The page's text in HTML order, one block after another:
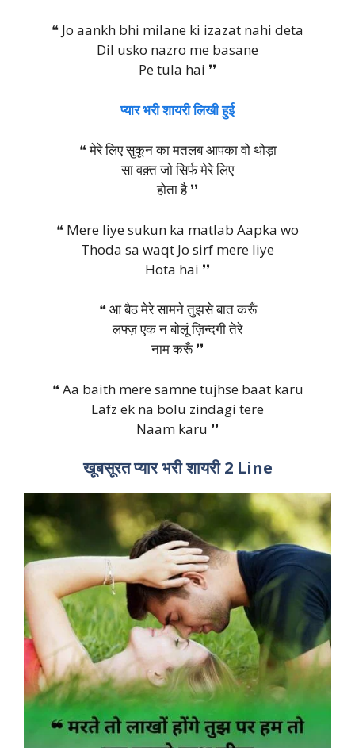
❝ Jo aankh bhi milane ki izazat nahi deta
Dil usko nazro me basane
Pe tula hai ❜❜
प्यार भरी शायरी लिखी हुई
❝ मेरे लिए सुकून का मतलब आपका वो थोड़ा
सा वक़्त जो सिर्फ मेरे लिए
होता है ❜❜
❝ Mere liye sukun ka matlab Aapka wo
Thoda sa waqt Jo sirf mere liye
Hota hai ❜❜
❝ आ बैठ मेरे सामने तुझसे बात करूँ
लफ्ज़ एक न बोलूं ज़िन्दगी तेरे
नाम करूँ ❜❜
❝ Aa baith mere samne tujhse baat karu
Lafz ek na bolu zindagi tere
Naam karu ❜❜
खूबसूरत प्यार भरी शायरी 2 Line